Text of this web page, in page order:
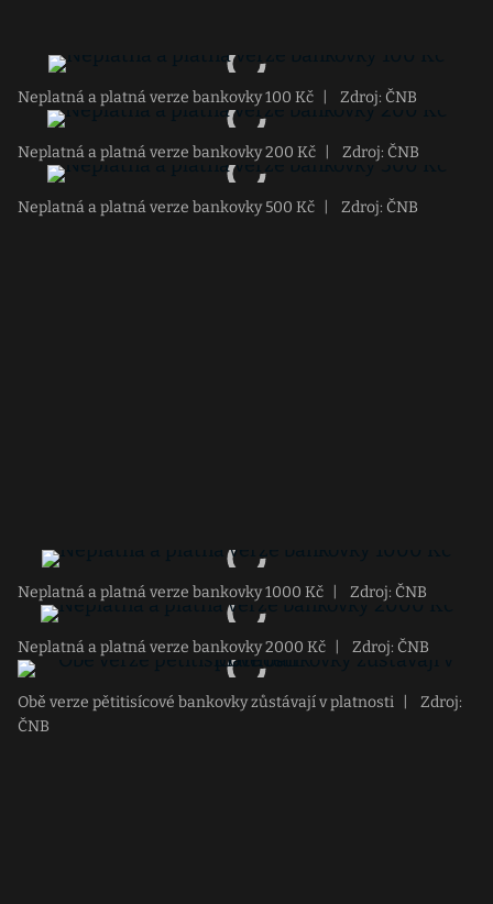
Neplatná a platná verze bankovky 100 Kč Zdroj: ČNB
Neplatná a platná verze bankovky 200 Kč Zdroj: ČNB
Neplatná a platná verze bankovky 500 Kč Zdroj: ČNB
Neplatná a platná verze bankovky 1000 Kč Zdroj: ČNB
Neplatná a platná verze bankovky 2000 Kč Zdroj: ČNB
Obě verze pětitisícové bankovky zůstávají v platnosti
Zdroj:
ČNB